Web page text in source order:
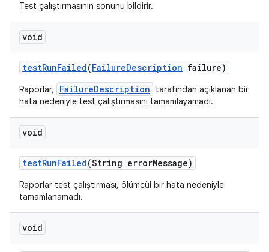
Test çalıştırmasının sonunu bildirir.
void
testRunFailed(FailureDescription failure)
Raporlar, FailureDescription
tarafından açıklanan bir
hata nedeniyle test çalıştırmasını tamamlayamadı.
void
testRunFailed(String errorMessage)
Raporlar test çalıştırması, ölümcül bir hata nedeniyle
tamamlanamadı.
void